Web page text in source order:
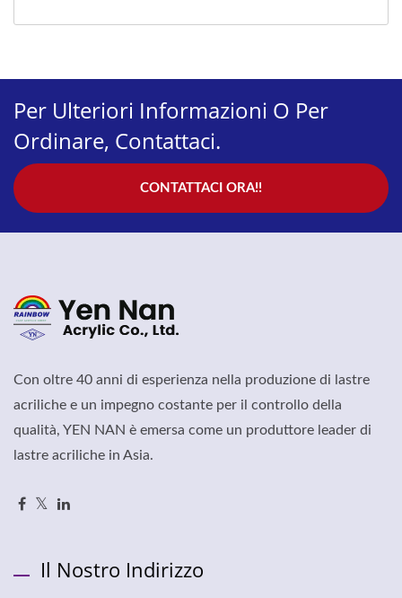
Per Ulteriori Informazioni O Per
Ordinare, Contattaci.
CONTATTACI ORA!!
Con oltre 40 anni di esperienza nella produzione di lastre
acriliche e un impegno costante per il controllo della
qualità, YEN NAN è emersa come un produttore leader di
lastre acriliche in Asia.
Il Nostro Indirizzo